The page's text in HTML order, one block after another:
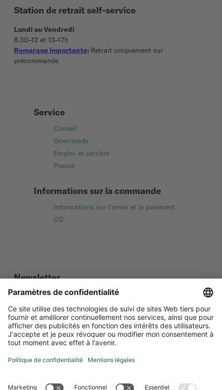
Service
Conseil
Downloads
Emploi et carrière
Presse
Informations sur la commande
Informations sur l’envoi et le paiement
CG
Newsletter
Social Media
Station de retrait self-service
Lundi au Vendredi
8.30–12 et 13–17h
Remarque importante: Retrait uniquement sur
précommande